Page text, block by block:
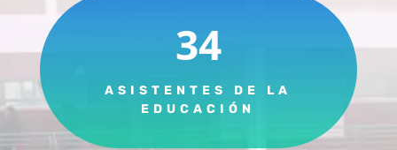
34
ASISTENTES DE LA
EDUCACIÓN